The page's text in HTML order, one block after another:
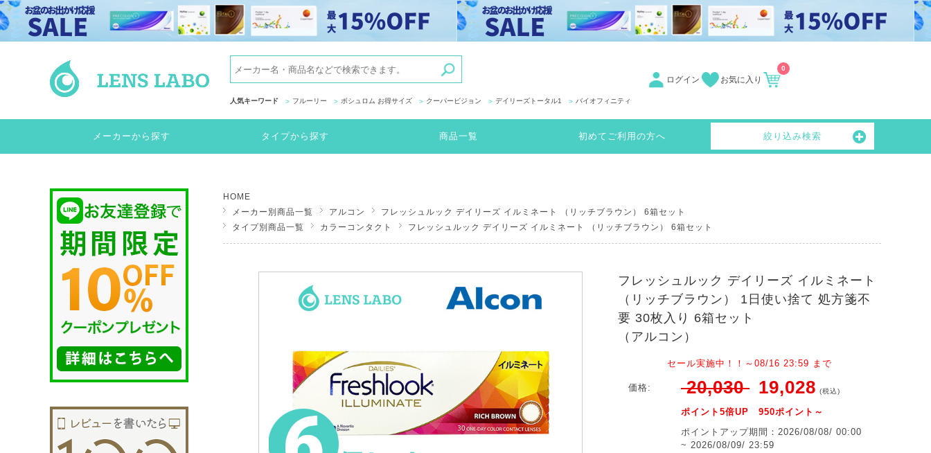
人気キーワード フルーリー ボシュロム お得サイズ クーパービジョン デイリーズトータル1 バイオフィニティ
ログイン お気に入り
0
メーカーから探す タイプから探す 商品一覧 初めてご利用の方へ 絞り込み検索
HOME
メーカー別商品一覧
アルコン
フレッシュルック デイリーズ イルミネート （リッチブラウン） 6箱セット
タイプ別商品一覧
カラーコンタクト フレッシュルック デイリーズ イルミネート （リッチブラウン） 6箱セット
フレッシュルック デイリーズ イルミネート
（リッチブラウン） 1日使い捨て 処方箋不
要 30枚入り 6箱セット
（アルコン）
セール実施中！！～08/16 23:59 まで
価格: 20,030 19,028 (税込)
ポイント5倍UP 950ポイント～
ポイントアップ期間：2026/08/08/ 00:00
~ 2026/08/09/ 23:59